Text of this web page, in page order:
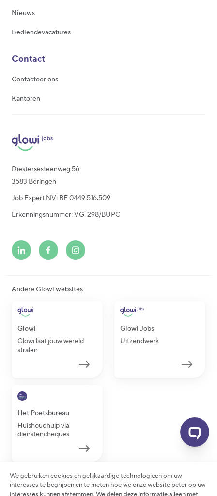
Diestersesteenweg 56
3583 Beringen
Job Expert NV: BE 0449.516.509
Erkenningsnummer: VG. 298/BUPC
Nieuws
Bediendevacatures
Contact
Contacteer ons
Kantoren
Andere Glowi websites
Glowi
Glowi laat jouw wereld
stralen
Glowi Jobs
Uitzendwerk
Het Poetsbureau
Huishoudhulp via
dienstencheques
2026 Glowi - Alle rechten voorbehouden
We gebruiken cookies en gelijkaardige technologieën om uw
interesses te begrijpen en te meten hoe we onze website beter op uw
interesses kunnen afstemmen. We delen deze informatie alleen met